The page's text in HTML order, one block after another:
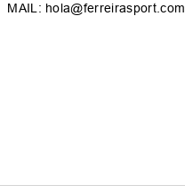
MAIL: hola@ferreirasport.com